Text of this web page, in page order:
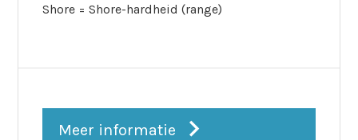
Shore = Shore-hardheid (range)
Meer informatie